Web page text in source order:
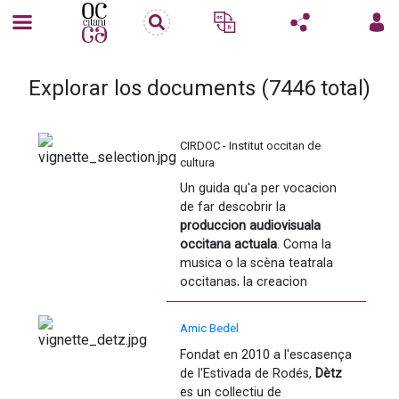
Explorar los documents (7446 total)
CIRDOC - Institut occitan de
cultura
Un guida qu'a per vocacion
de far descobrir la
produccion audiovisuala
occitana actuala. Coma la
musica o la scèna teatrala
occitanas, la creacion
audiovisuala en occitan es
recèrca de finançaments e la
realizacion de contenguts
filmics.
Amic Bedel
Fondat en 2010 a l'escasença
de l'Estivada de Rodés, Dètz
es un collectiu de